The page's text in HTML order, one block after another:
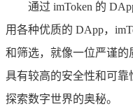
通过 imToken 的
用各种优质的 DApp，
和筛选，就像一位严谨
具有较高的安全性和可
探索数字世界的奥秘。